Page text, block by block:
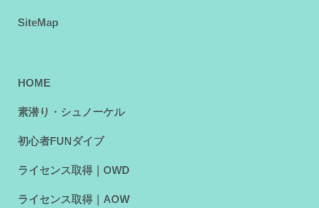
SiteMap
HOME
素潜り・シュノーケル
初心者FUNダイブ
ライセンス取得｜OWD
ライセンス取得｜AOW